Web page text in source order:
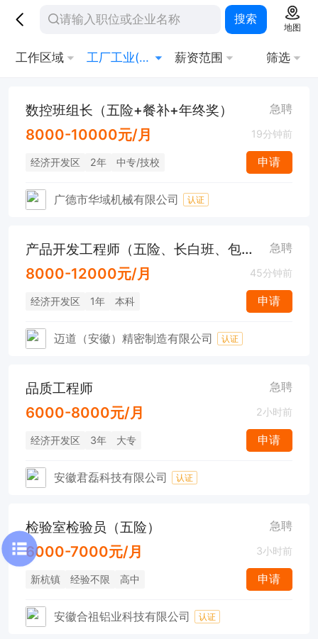
搜索
地图
工作区域 工厂工业(CNC/工程师) 薪资范围 筛选
数控班组长（五险+餐补+年终奖） 急聘
8000-10000元/月 19分钟前
经济开发区 2年 中专/技校 申请
广德市华域机械有限公司 认证
产品开发工程师（五险、长白班、包吃包住、节假日福利） 急聘
8000-12000元/月 45分钟前
经济开发区 1年 本科 申请
迈道（安徽）精密制造有限公司 认证
品质工程师 急聘
6000-8000元/月 2小时前
经济开发区 3年 大专 申请
安徽君磊科技有限公司 认证
检验室检验员（五险） 急聘
6000-7000元/月 3小时前
新杭镇 经验不限 高中 申请
安徽合祖铝业科技有限公司 认证